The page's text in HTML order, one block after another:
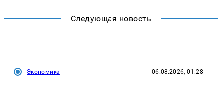
Следующая новость
Экономика 06.08.2026, 01:28